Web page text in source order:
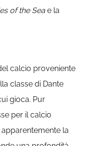
of the Seae la
calcio proveniente
classe di Dante
gioca. Pur
per il calcio
la